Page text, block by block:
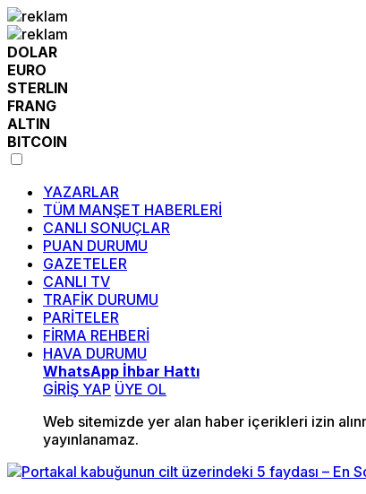
DOLAR
EURO
STERLIN
FRANG
ALTIN
BITCOIN
YAZARLAR
TÜM MANŞET HABERLERİ
CANLI SONUÇLAR
PUAN DURUMU
GAZETELER
CANLI TV
TRAFİK DURUMU
PARİTELER
FİRMA REHBERİ
HAVA DURUMU
WhatsApp İhbar Hattı
GİRİŞ YAP ÜYE OL
Web sitemizde yer alan haber içerikleri izin
yayınlanamaz.